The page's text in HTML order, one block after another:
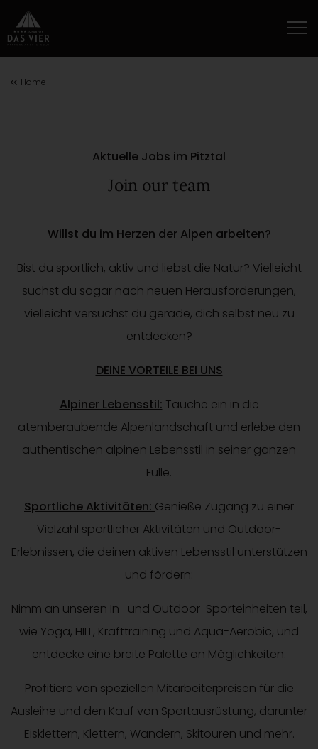
Home
Aktuelle Jobs im Pitztal
Join our team
Willst du im Herzen der Alpen arbeiten?
Bist du sportlich, aktiv und liebst die Natur? Vielleicht
suchst du sogar nach neuen Herausforderungen,
vielleicht versuchst du gerade, dich selbst neu zu
entdecken?
DEINE VORTEILE BEI UNS
Alpiner Lebensstil: Tauche ein in die
atemberaubende Alpenlandschaft und erlebe den
authentischen alpinen Lebensstil in seiner ganzen
Fülle.
Sportliche Aktivitäten: Genieße Zugang zu einer
Vielzahl sportlicher Aktivitäten und Outdoor-
Erlebnissen, die deinen aktiven Lebensstil unterstützen
und fördern:
Nimm an unseren In- und Outdoor-Sporteinheiten teil,
wie Yoga, HIIT, Krafttraining und Aqua-Aerobic, und
entdecke eine breite Palette an Möglichkeiten.
Profitiere von speziellen Mitarbeiterpreisen für die
Ausleihe und den Kauf von Sportausrüstung, darunter
Eisklettern, Klettern, Wandern, Skitouren und mehr.